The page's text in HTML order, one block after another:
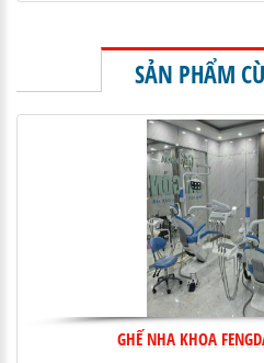
SẢN PHẨM
GHẾ NHA KHOA